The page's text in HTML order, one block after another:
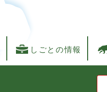
しごとの情報